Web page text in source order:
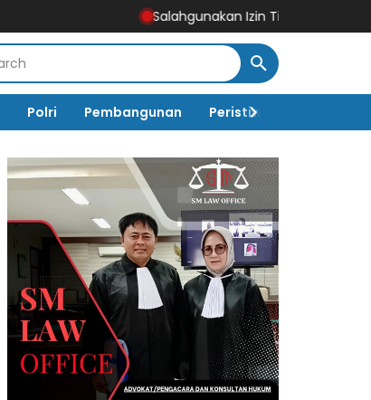
Salahgunakan Izin Tinggal, Imigrasi
Polri Pembangunan Peristiwa